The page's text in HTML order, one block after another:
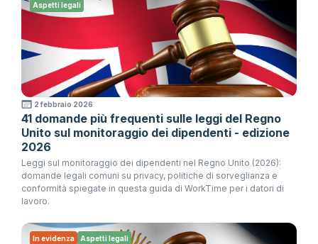
2 febbraio 2026
41 domande più frequenti sulle leggi del Regno
Unito sul monitoraggio dei dipendenti - edizione
2026
Leggi sul monitoraggio dei dipendenti nel Regno Unito (2026):
domande legali comuni su privacy, politiche di sorveglianza e
conformità spiegate in questa guida di WorkTime per i datori di
lavoro.
Aspetti legali
In evidenza Aspetti legali